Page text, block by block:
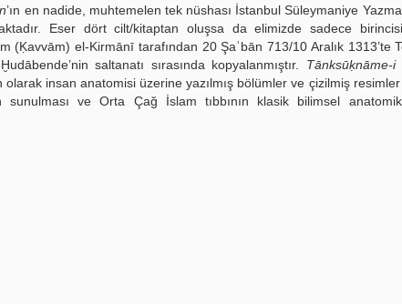
’ın en nadide, muhtemelen tek nüshası İstanbul Süleymaniye
Eser dört cilt/kitaptan oluşsa da elimizde sadece
(Ḳavvām) el-Kirmānī tarafından 20 Şaʿbān 713/10 Aralık 1313’te
saltanatı sırasında kopyalanmıştır. Tānksūḳnāme-
olarak insan anatomisi üzerine yazılmış bölümler ve çizilmiş
ve Orta Çağ İslam tıbbının klasik bilimsel anatomik